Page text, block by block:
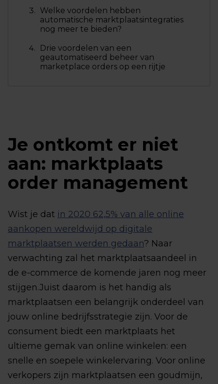
Welke voordelen hebben
automatische marktplaatsintegraties
nog meer te bieden?
Drie voordelen van een
geautomatiseerd beheer van
marketplace orders op een rijtje
Je ontkomt er niet
aan: marktplaats
order management
Wist je dat in 2020 62,5% van alle online
aankopen wereldwijd op digitale
marktplaatsen werden gedaan? Naar
verwachting zal het marktplaatsaandeel in
de e-commerce de komende jaren nog meer
stijgen.Juist daarom is het handig als
marktplaatsen een belangrijk onderdeel van
jouw online bedrijfsstrategie zijn. Voor de
consument biedt een marktplaats het
ultieme gemak van online winkelen: een
snelle en soepele winkelervaring. Voor online
verkopers zijn marktplaatsen een goudmijn,